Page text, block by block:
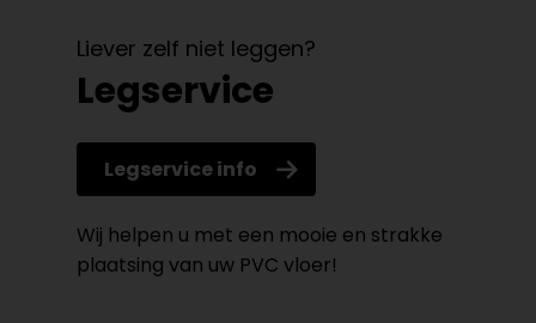
Liever zelf niet leggen?
Legservice
Legservice info
Wij helpen u met een mooie en strakke
plaatsing van uw PVC vloer!